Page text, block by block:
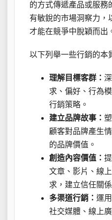
的方式傳遞產品或服務
有敏銳的市場洞察力，
才能在競爭中脫穎而出
以下列舉一些行銷的本
理解目標客群：
求、偏好、行為
行銷策略。
建立品牌故事：
顧客對品牌產生
的品牌價值。
創造內容價值：
文章、影片、線
求，建立信任關係
多渠道行銷： 運
社交媒體、線上